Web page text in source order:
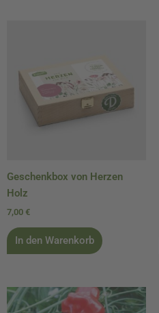
Geschenkbox von Herzen
Holz
7,00 €
In den Warenkorb